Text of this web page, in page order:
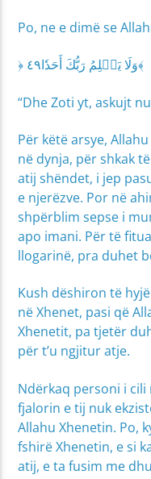
Po, ne e dimë se
﴿ وَلَا يَظۡلِمُ رَبُّكَ أَحَدٗا٤٩﴾
“Dhe Zoti yt, askujt
Për këtë arsye,
në dynja, për shkak
atij shëndet, i jep
e njerëzve. Por në
shpërblim sepse i
apo imani. Për të
llogarinë, pra duhet
Kush dëshiron të
në Xhenet, pasi që
Xhenetit, pa tjetër
për t’u ngjitur atje.
Ndërkaq personi i cili
fjalorin e tij nuk
Allahu Xhenetin. Po,
fshirë Xhenetin, e si
atij, e ta fusim me